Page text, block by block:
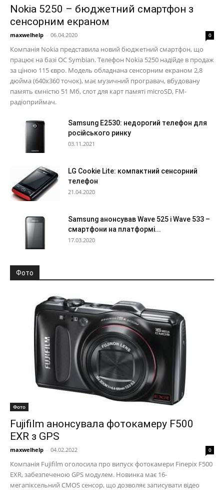
Nokia 5250 – бюджетний смартфон з
сенсорним екраном
maxwelhelp - 06.04.2020 0
Компанія Nokia представила новий бюджетний смартфон, що
працює на базі ОС Symbian. Телефон Nokia 5250 надійде в продаж
за ціною 115 євро. Модель обладнана сенсорним екраном 2,8
дюйма (640х360 точок), має музичний програвач, вбудовану
память ємністю 51 Мб, слот для карт памяті microSD, FM-
радіоприймач.
Samsung E2530: недорогий телефон для
російського ринку
03.11.2021
LG Cookie Lite: компактний сенсорний
телефон
21.04.2020
Samsung анонсував Wave 525 і Wave 533 –
смартфони на платформі...
17.03.2020
Фото
Фото
Fujifilm анонсувала фотокамеру F500
EXR з GPS
maxwelhelp - 04.02.2022 0
Компанія Fujifilm оголосила про випуск фотокамери Finepix F500
EXR, забезпеченою GPS модулем. Новинка має 16-
мегапіксельний CMOS сенсор, що дозволяє записувати відео